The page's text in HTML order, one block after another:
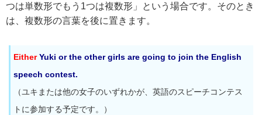
つは単数形でもう1つは複数形」という場合です。そのとき
は、複数形の言葉を後に置きます。
Either Yuki or the other girls are going to join the English
speech contest.
（ユキまたは他の女子のいずれかが、英語のスピーチコンテス
トに参加する予定です。）